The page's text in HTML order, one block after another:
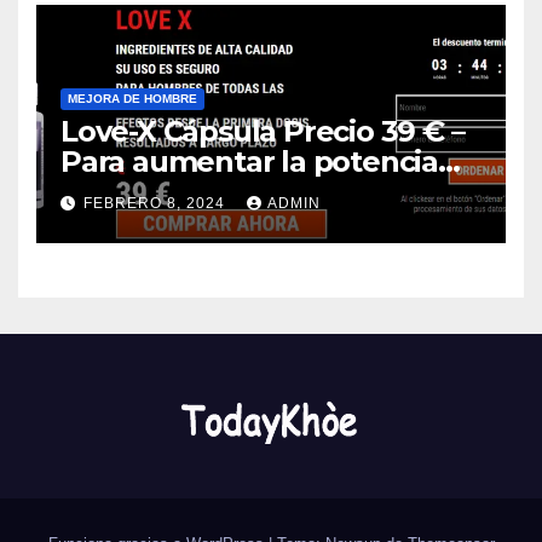
MEJORA DE HOMBRE
Love-X Cápsula Precio 39 € –
Para aumentar la potencia
(Spain)
FEBRERO 8, 2024 ADMIN